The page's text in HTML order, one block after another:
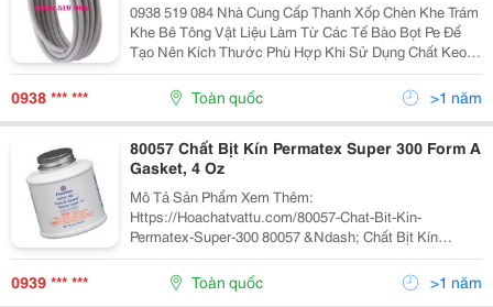
0938 519 084 Nhà Cung Cấp Thanh Xốp Chèn Khe Trám
Khe Bê Tông Vật Liệu Làm Từ Các Tế Bào Bọt Pe Để
Tạo Nên Kích Thước Phù Hợp Khi Sử Dụng Chất Keo
Silicon Bịt Kín Các Loại Khe Bê Tông, Khe Kính, Khe
Đá... Bảng Tham Khảo Kích Thước Phù Hợp Stt Kích...
0938 *** *** Toàn quốc >1 năm
80057 Chất Bịt Kín Permatex Super 300 Form A
Gasket, 4 Oz
Mô Tả Sản Phẩm Xem Thêm:
Https://Hoachatvattu.com/80057-Chat-Bit-Kin-
Permatex-Super-300 80057 &Ndash; Chất Bịt Kín
Permatex Super &Ldquo;300&Rdquo; Form-A-Gasket, 4
Oz Permatex Super &Ldquo;300&Rdquo; Form-A-
Gasket Sealant Là Chất Trám Khe Không Đông...
0939 *** *** Toàn quốc >1 năm